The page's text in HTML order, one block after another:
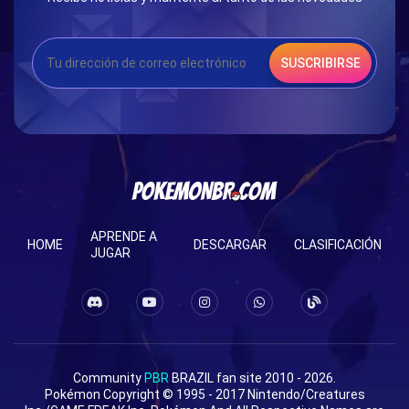
SUSCRIBIRSE
HOME
APRENDE A
JUGAR
DESCARGAR CLASIFICACIÓN
Community PBR BRAZIL fan site 2010 - 2026.
Pokémon Copyright © 1995 - 2017 Nintendo/Creatures